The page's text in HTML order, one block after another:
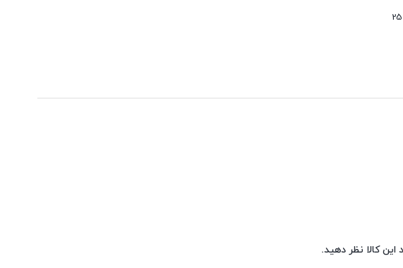
25
کالا نظر دهید.